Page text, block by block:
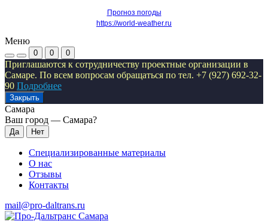
Прогноз погоды
https://world-weather.ru
Меню
0 0 0
Приглашаются к сотрудничеству проектные организации в
Самаре. По всем вопросам обращаться по тел. +7 (927) 692-32-
90 Подробнее
Закрыть
Самара
Ваш город — Самара?
Специализированные материалы
О нас
Отзывы
Контакты
mail@pro-daltrans.ru